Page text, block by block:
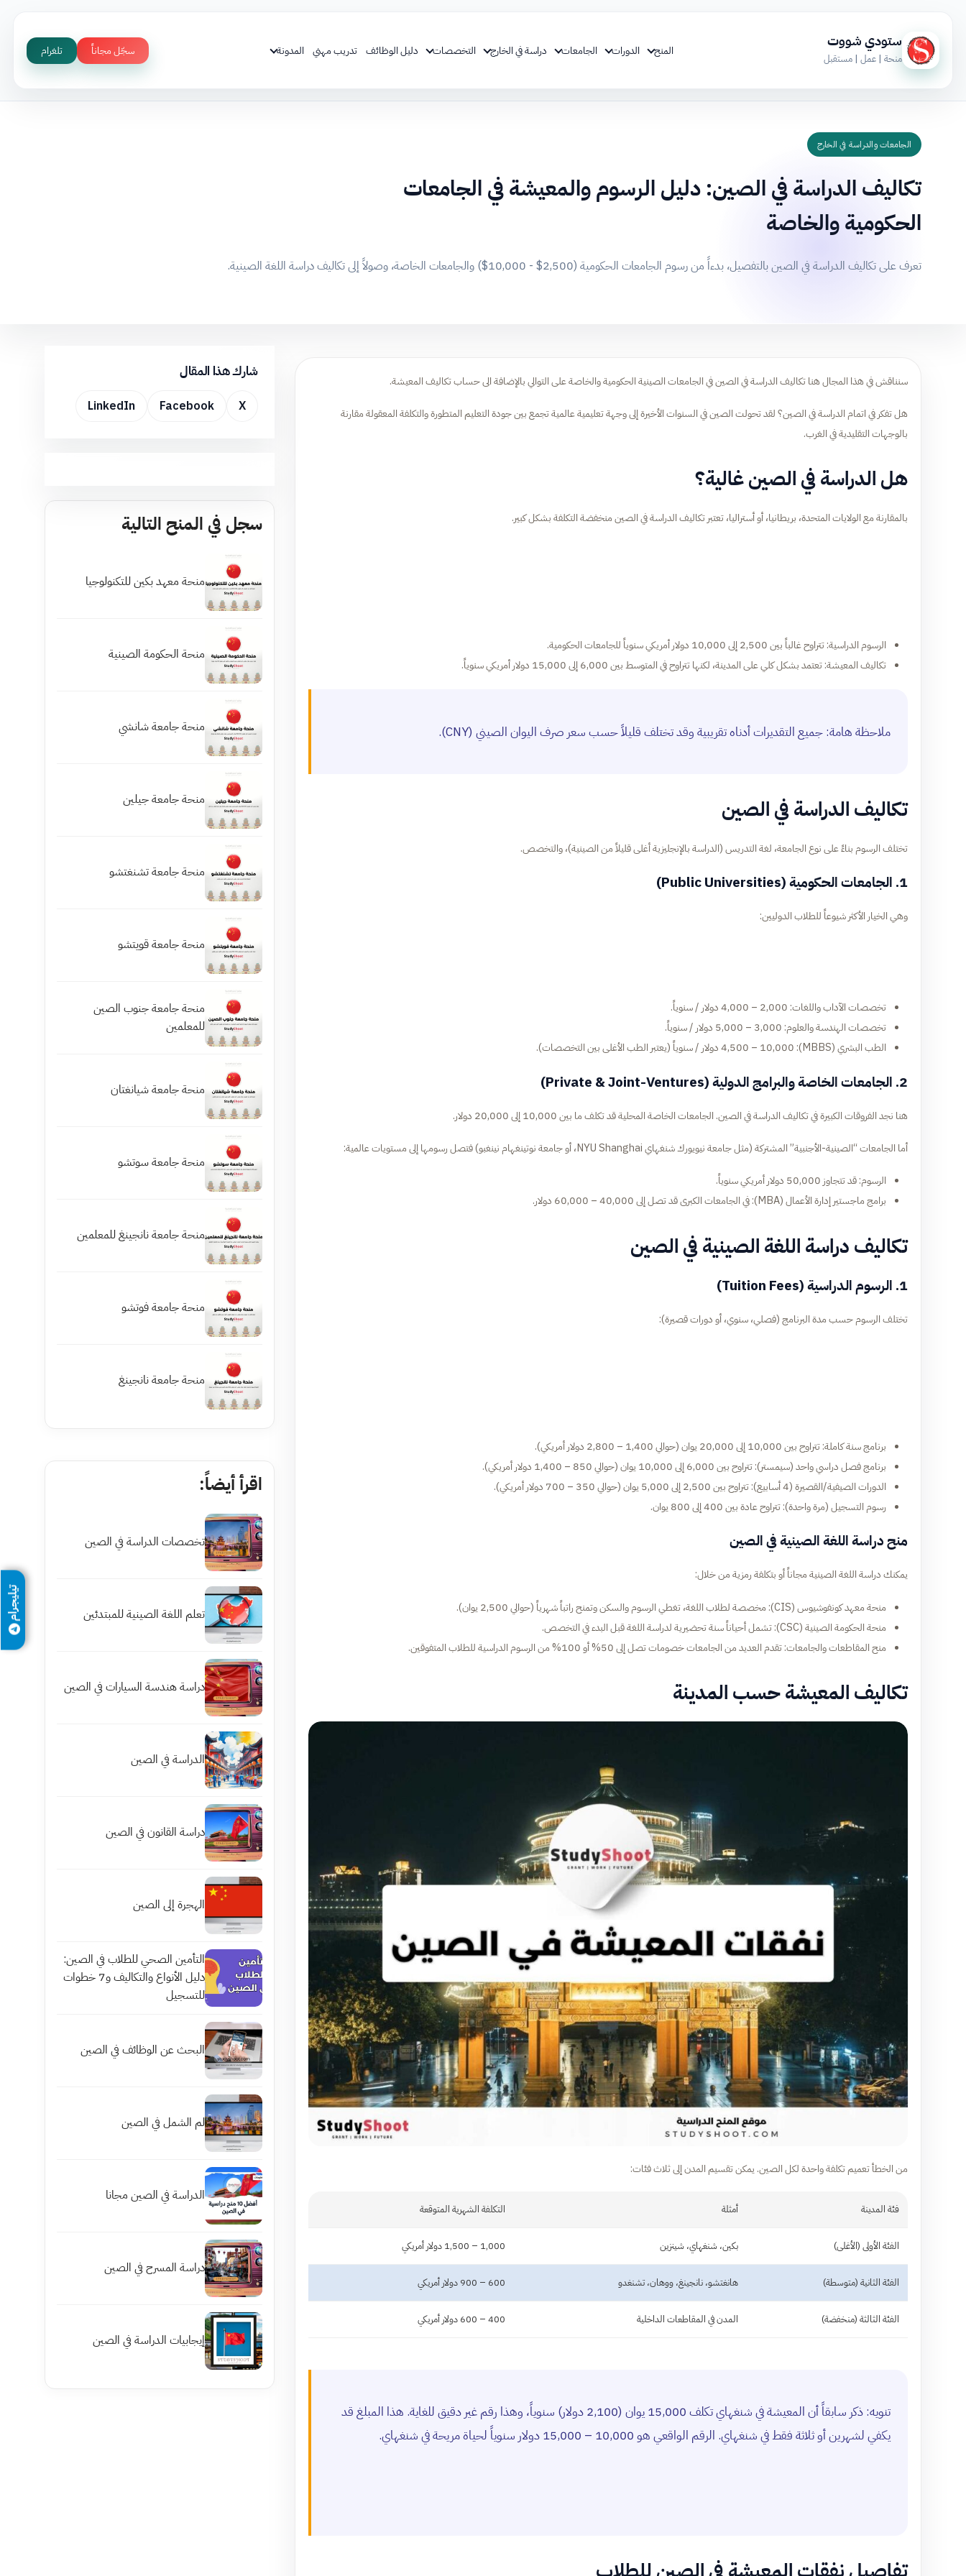
ستودي شووت
منحة | عمل | مستقبل
المنح الدورات الجامعات دراسة في الخارج التخصصات دليل الوظائف تدريب مهني المدونة سجّل مجاناً تلغرام
الجامعات والدراسة في الخارج
تكاليف الدراسة في الصين: دليل الرسوم والمعيشة في الجامعات
الحكومية والخاصة
تعرف على تكاليف الدراسة في الصين بالتفصيل، بدءاً من رسوم الجامعات الحكومية (2,500$ - 10,000$) والجامعات الخاصة، وصولاً إلى تكاليف دراسة اللغة الصينية.
سنناقش في هذا المجال هنا تكاليف الدراسة في الصين في الجامعات الصينية الحكومية والخاصة على التوالي بالإضافة الى حساب تكاليف المعيشة.
هل تفكر في اتمام الدراسة في الصين؟ لقد تحولت الصين في السنوات الأخيرة إلى وجهة تعليمية عالمية تجمع بين جودة التعليم المتطورة والتكلفة المعقولة مقارنة
بالوجهات التقليدية في الغرب.
هل الدراسة في الصين غالية؟
بالمقارنة مع الولايات المتحدة، بريطانيا، أو أستراليا، تعتبر تكاليف الدراسة في الصين منخفضة التكلفة بشكل كبير.
الرسوم الدراسية: تتراوح غالباً بين 2,500 إلى 10,000 دولار أمريكي سنوياً للجامعات الحكومية.
تكاليف المعيشة: تعتمد بشكل كلي على المدينة، لكنها تتراوح في المتوسط بين 6,000 إلى 15,000 دولار أمريكي سنوياً.
ملاحظة هامة: جميع التقديرات أدناه تقريبية وقد تختلف قليلاً حسب سعر صرف اليوان الصيني (CNY).
تكاليف الدراسة في الصين
تختلف الرسوم بناءً على نوع الجامعة، لغة التدريس (الدراسة بالإنجليزية أغلى قليلاً من الصينية)، والتخصص.
1. الجامعات الحكومية (Public Universities)
وهي الخيار الأكثر شيوعاً للطلاب الدوليين:
تخصصات الآداب واللغات: 2,000 – 4,000 دولار / سنوياً.
تخصصات الهندسة والعلوم: 3,000 – 5,000 دولار / سنوياً.
الطب البشري (MBBS): 4,500 – 10,000 دولار / سنوياً (يعتبر الطب الأغلى بين التخصصات).
2. الجامعات الخاصة والبرامج الدولية (Private & Joint-Ventures)
هنا نجد الفروقات الكبيرة في تكاليف الدراسة في الصين. الجامعات الخاصة المحلية قد تكلف ما بين 10,000 إلى 20,000 دولار.
أما الجامعات “الصينية-الأجنبية” المشتركة (مثل جامعة نيويورك شنغهاي NYU Shanghai، أو جامعة نوتينغهام نينغبو) فتصل رسومها إلى مستويات عالمية:
الرسوم: قد تتجاوز 50,000 دولار أمريكي سنوياً.
برامج ماجستير إدارة الأعمال (MBA): في الجامعات الكبرى قد تصل إلى 40,000 – 60,000 دولار.
تكاليف دراسة اللغة الصينية في الصين
1. الرسوم الدراسية (Tuition Fees)
تختلف الرسوم حسب مدة البرنامج (فصلي، سنوي، أو دورات قصيرة):
برنامج سنة كاملة: تتراوح بين 10,000 إلى 20,000 يوان (حوالي 1,400 – 2,800 دولار أمريكي).
برنامج فصل دراسي واحد (سيمستر): تتراوح بين 6,000 إلى 10,000 يوان (حوالي 850 – 1,400 دولار أمريكي).
الدورات الصيفية/القصيرة (4 أسابيع): تتراوح بين 2,500 إلى 5,000 يوان (حوالي 350 – 700 دولار أمريكي).
رسوم التسجيل (مرة واحدة): تتراوح عادة بين 400 إلى 800 يوان.
منح دراسة اللغة الصينية في الصين
يمكنك دراسة اللغة الصينية مجاناً أو بتكلفة رمزية من خلال:
منحة معهد كونفوشيوس (CIS): مخصصة لطلاب اللغة، تغطي الرسوم والسكن وتمنح راتباً شهرياً (حوالي 2,500 يوان).
منحة الحكومة الصينية (CSC): تشمل أحياناً سنة تحضيرية لدراسة اللغة قبل البدء في التخصص.
منح المقاطعات والجامعات: تقدم العديد من الجامعات خصومات تصل إلى 50% أو 100% من الرسوم الدراسية للطلاب المتفوقين.
تكاليف المعيشة حسب المدينة
من الخطأ تعميم تكلفة واحدة لكل الصين. يمكن تقسيم المدن إلى ثلاث فئات:
فئة المدينة أمثلة التكلفة الشهرية المتوقعة
الفئة الأولى (الأغلى) بكين، شنغهاي، شينزين 1,000 – 1,500 دولار أمريكي
الفئة الثانية (متوسطة) هانغتشو، نانجينغ، ووهان، تشنغدو 600 – 900 دولار أمريكي
الفئة الثالثة (منخفضة) المدن في المقاطعات الداخلية 400 – 600 دولار أمريكي
تنويه: ذكر سابقاً أن المعيشة في شنغهاي تكلف 15,000 يوان (2,100 دولار) سنوياً، وهذا رقم غير دقيق للغاية. هذا المبلغ قد
يكفي لشهرين أو ثلاثة فقط في شنغهاي. الرقم الواقعي هو 10,000 – 15,000 دولار سنوياً لحياة مريحة في شنغهاي.
شارك هذا المقال
X
Facebook
LinkedIn
سجل في المنح التالية
منحة معهد بكين للتكنولوجيا
منحة الحكومة الصينية
منحة جامعة شانشي
منحة جامعة جيلين
منحة جامعة تشنغتشو
منحة جامعة قويتشو
منحة جامعة جنوب الصين
للمعلمين
منحة جامعة شيانغتان
منحة جامعة سوتشو
منحة جامعة نانجينغ للمعلمين
منحة جامعة فوتشو
منحة جامعة نانجينغ
اقرأ أيضاً:
تخصصات الدراسة في الصين
تعلم اللغة الصينية للمبتدئين
دراسة هندسة السيارات في الصين
الدراسة في الصين
دراسة القانون في الصين
الهجرة إلى الصين
التأمين الصحي للطلاب في الصين:
دليل الأنواع والتكاليف و7 خطوات
للتسجيل
البحث عن الوظائف في الصين
لم الشمل في الصين
الدراسة في الصين مجانا
دراسة المسرح في الصين
إيجابيات الدراسة في الصين
تيليجرام